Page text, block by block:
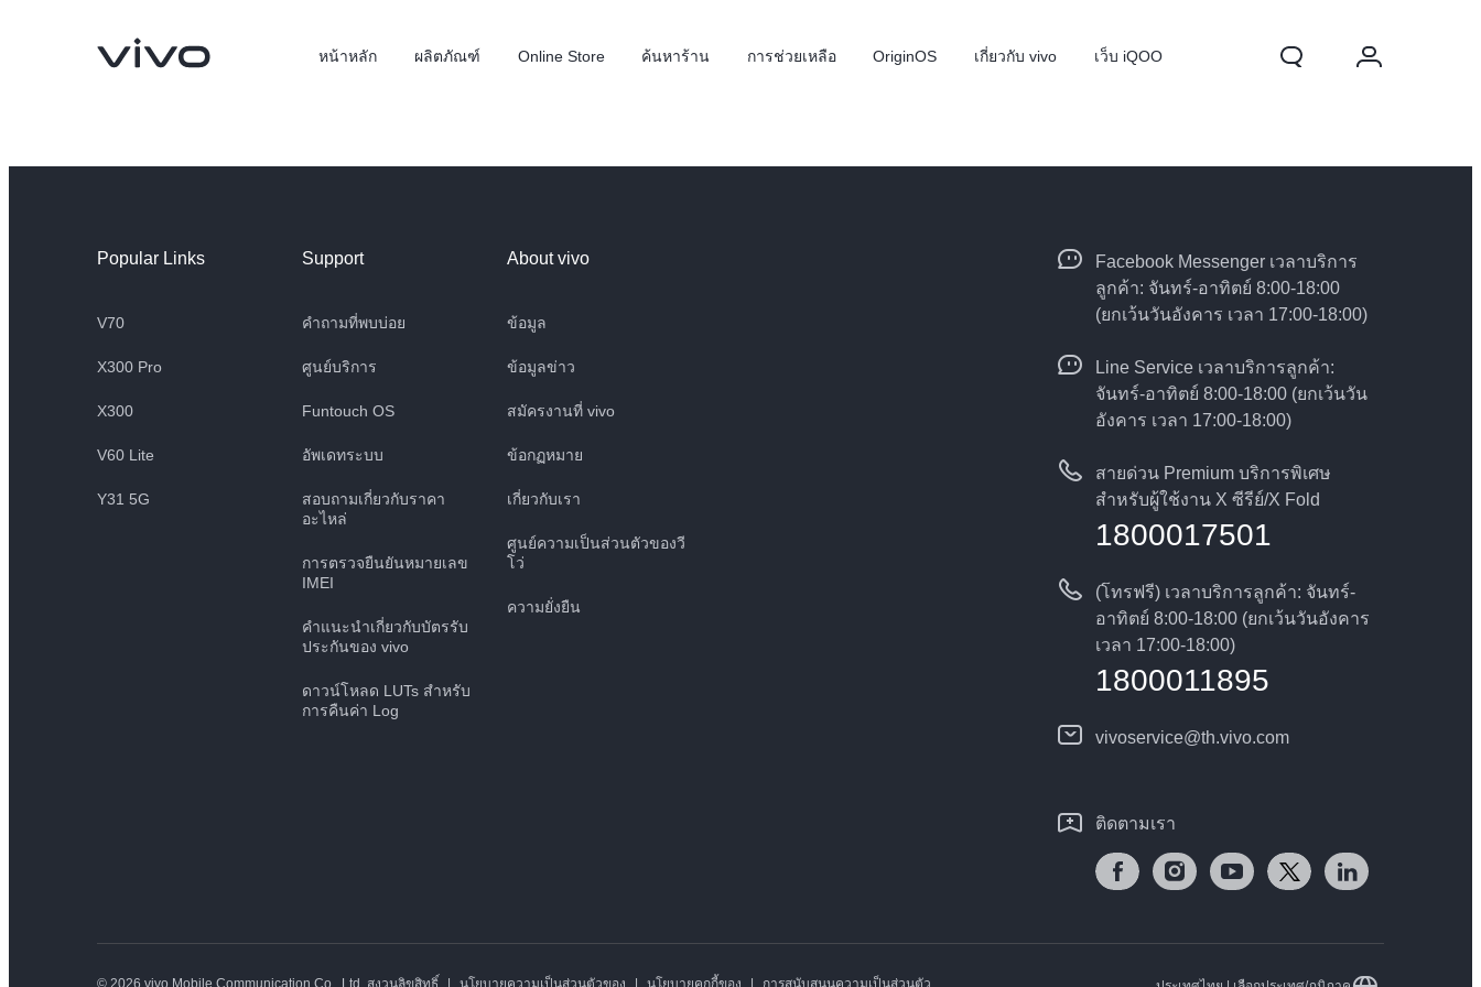
หน้าหลัก ผลิตภัณฑ์ Online Store ค้นหาร้าน การช่วยเหลือ OriginOS เกี่ยวกับ vivo เว็บ iQOO
X300 Pro X300 FE
Popular Links
V70
X300 Pro
X300
V60 Lite
Y31 5G
Support
คำถามที่พบบ่อย
ศูนย์บริการ
Funtouch OS
อัพเดทระบบ
สอบถามเกี่ยวกับราคา
อะไหล่
การตรวจยืนยันหมายเลข
IMEI
คำแนะนำเกี่ยวกับบัตรรับ
ประกันของ vivo
ดาวน์โหลด LUTs สำหรับ
การคืนค่า Log
About vivo
ข้อมูล
ข้อมูลข่าว
สมัครงานที่ vivo
ข้อกฏหมาย
เกี่ยวกับเรา
ศูนย์ความเป็นส่วนตัวของวี
โว่
ความยั่งยืน
Facebook Messenger เวลาบริการ
ลูกค้า: จันทร์-อาทิตย์ 8:00-18:00
(ยกเว้นวันอังคาร เวลา 17:00-18:00)
Line Service เวลาบริการลูกค้า:
จันทร์-อาทิตย์ 8:00-18:00 (ยกเว้นวัน
อังคาร เวลา 17:00-18:00)
สายด่วน Premium บริการพิเศษ
สำหรับผู้ใช้งาน X ซีรีย์/X Fold
1800017501
(โทรฟรี) เวลาบริการลูกค้า: จันทร์-
อาทิตย์ 8:00-18:00 (ยกเว้นวันอังคาร
เวลา 17:00-18:00)
1800011895
vivoservice@th.vivo.com
ติดตามเรา
© 2026 vivo Mobile Communication Co., Ltd. สงวนลิขสิทธิ์ นโยบายความเป็นส่วนตัวของ นโยบายคุกกี้ของ การสนับสนุนความเป็นส่วนตัว